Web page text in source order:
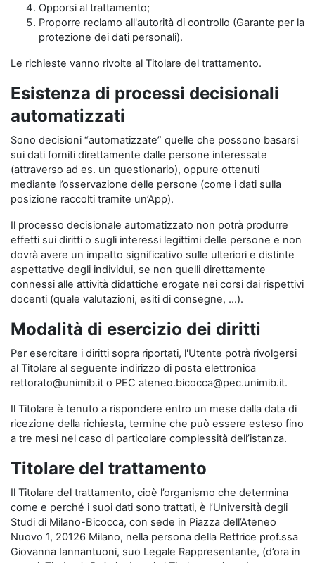
Opporsi al trattamento;
Proporre reclamo all'autorità di controllo (Garante per la
protezione dei dati personali).
Le richieste vanno rivolte al Titolare del trattamento.
Esistenza di processi decisionali
automatizzati
Sono decisioni “automatizzate” quelle che possono basarsi
sui dati forniti direttamente dalle persone interessate
(attraverso ad es. un questionario), oppure ottenuti
mediante l’osservazione delle persone (come i dati sulla
posizione raccolti tramite un’App).
Il processo decisionale automatizzato non potrà produrre
effetti sui diritti o sugli interessi legittimi delle persone e non
dovrà avere un impatto significativo sulle ulteriori e distinte
aspettative degli individui, se non quelli direttamente
connessi alle attività didattiche erogate nei corsi dai rispettivi
docenti (quale valutazioni, esiti di consegne, …).
Modalità di esercizio dei diritti
Per esercitare i diritti sopra riportati, l'Utente potrà rivolgersi
al Titolare al seguente indirizzo di posta elettronica
rettorato@unimib.it o PEC ateneo.bicocca@pec.unimib.it.
Il Titolare è tenuto a rispondere entro un mese dalla data di
ricezione della richiesta, termine che può essere esteso fino
a tre mesi nel caso di particolare complessità dell’istanza.
Titolare del trattamento
Il Titolare del trattamento, cioè l’organismo che determina
come e perché i suoi dati sono trattati, è l’Università degli
Studi di Milano-Bicocca, con sede in Piazza dell’Ateneo
Nuovo 1, 20126 Milano, nella persona della Rettrice prof.ssa
Giovanna Iannantuoni, suo Legale Rappresentante, (d’ora in